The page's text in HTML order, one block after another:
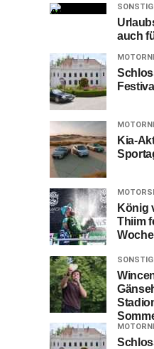
auch
Kia-
König
Thiim